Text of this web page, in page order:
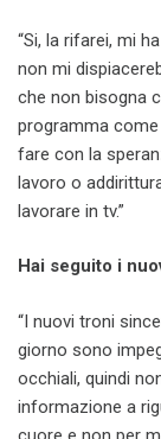
“Si, la rifarei, mi
non mi
che non bisogna
programma come
fare con la
lavoro o
lavorare in tv.”
Hai seguito i
“I nuovi troni
giorno sono
occhiali, quindi
informazione a